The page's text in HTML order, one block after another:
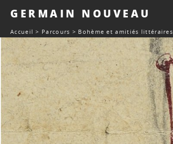
GERMAIN NOUVEAU
Accueil > Parcours > Bohème et amitiés littéraires
Panneau de gestion des cookies